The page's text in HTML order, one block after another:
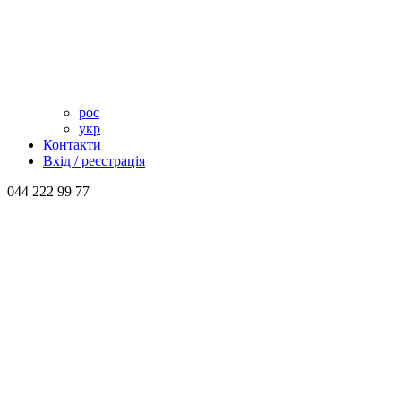
рос
укр
Контакти
Вхід / реєстрація
044 222 99 77